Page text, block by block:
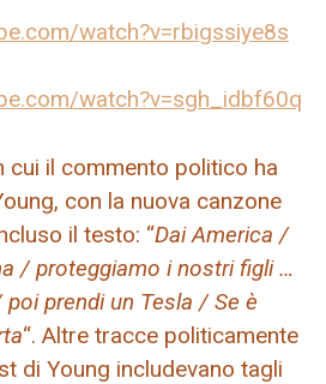
watch?v=rbigssiye8s
watch?v=sgh_idbf60q
cui il commento politico ha
con la nuova canzone
il testo: “Dai America /
/ proteggiamo i nostri figli …
prendi un Tesla / Se è
“. Altre tracce politicamente
di Young includevano tagli